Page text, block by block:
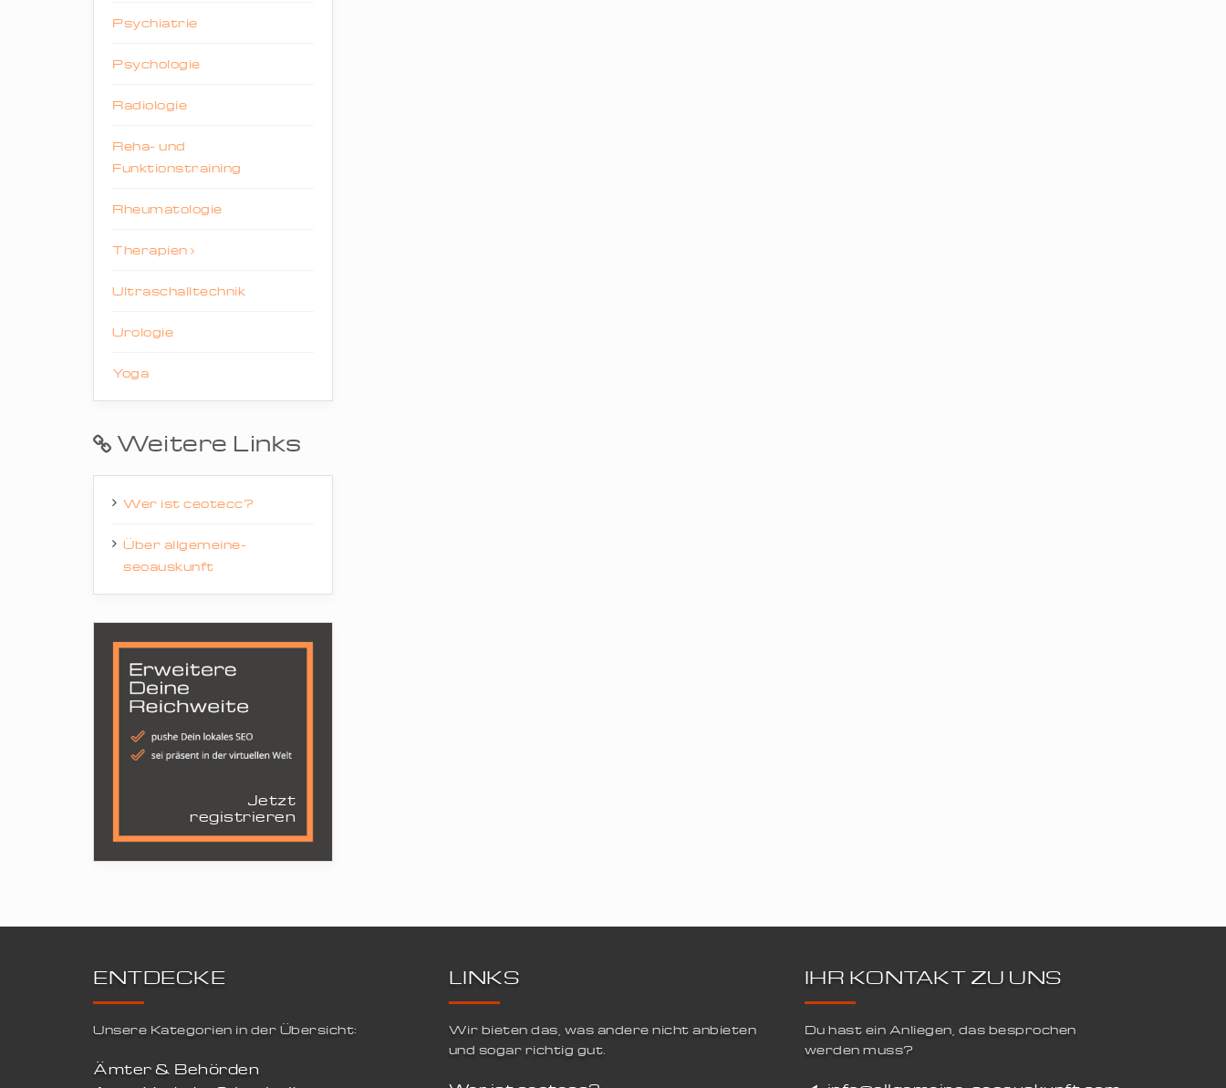
Psychiatrie
Psychologie
Radiologie
Reha- und
Funktionstraining
Rheumatologie
Therapien
Ultraschalltechnik
Urologie
Yoga
Weitere Links
Wer ist ceotecc?
Über allgemeine-
seoauskunft
Jetzt
registrieren
ENTDECKE
Unsere Kategorien in der Übersicht:
Ämter & Behörden
LINKS
Wir bieten das, was andere nicht anbieten
und sogar richtig gut.
IHR KONTAKT ZU UNS
Du hast ein Anliegen, das besprochen
werden muss?